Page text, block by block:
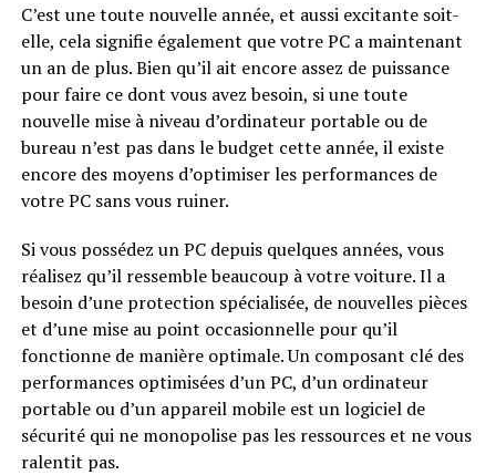
C’est une toute nouvelle année, et aussi excitante soit-
elle, cela signifie également que votre PC a maintenant
un an de plus. Bien qu’il ait encore assez de puissance
pour faire ce dont vous avez besoin, si une toute
nouvelle mise à niveau d’ordinateur portable ou de
bureau n’est pas dans le budget cette année, il existe
encore des moyens d’optimiser les performances de
votre PC sans vous ruiner.
Si vous possédez un PC depuis quelques années, vous
réalisez qu’il ressemble beaucoup à votre voiture. Il a
besoin d’une protection spécialisée, de nouvelles pièces
et d’une mise au point occasionnelle pour qu’il
fonctionne de manière optimale. Un composant clé des
performances optimisées d’un PC, d’un ordinateur
portable ou d’un appareil mobile est un logiciel de
sécurité qui ne monopolise pas les ressources et ne vous
ralentit pas.